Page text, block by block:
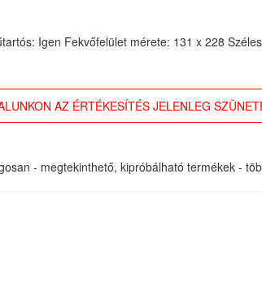
Igen Fekvőfelület mérete: 131 x 228
AZ ÉRTÉKESÍTÉS JELENLEG
- megtekinthető, kipróbálható termékek -